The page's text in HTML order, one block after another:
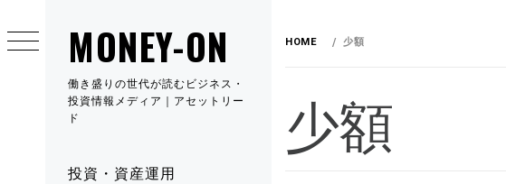
MONEY-ON
働き盛りの世代が読むビジネス・
投資情報メディア｜アセットリー
ド
投資・資産運用
HOME 少額
少額